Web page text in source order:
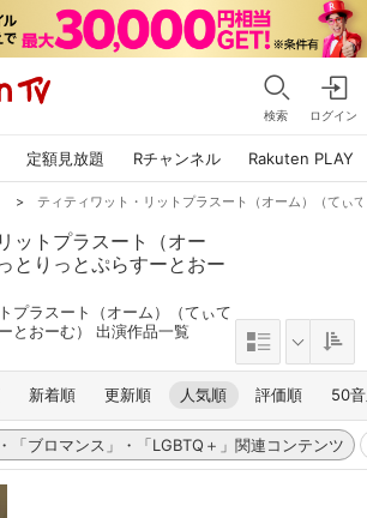
検索 ログイン
定額見放題 Rチャンネル Rakuten PLAY
> ティティワット・リットプラスート（オーム）（てぃ
ットプラスート（オー
とりっとぷらすーとおー
プラスート（オーム）（てぃて
とおーむ） 出演作品一覧
新着順 更新順 人気順 評価順 50
・「ブロマンス」・「LGBTQ＋」関連コンテンツ